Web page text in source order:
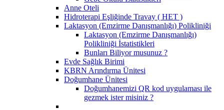
Anne Oteli
Hidroterapi Eşliğinde Travay ( HET )
Laktasyon (Emzirme Danışmanlığı) Polikliniği
Laktasyon (Emzirme Danışmanlığı)
Polikliniği İstatistikleri
Bunları Biliyor musunuz ?
Evde Sağlık Birimi
KBRN Arındırma Ünitesi
Doğumhane Ünitesi
Doğumhanemizi QR kod uygulaması ile
gezmek ister misiniz ?